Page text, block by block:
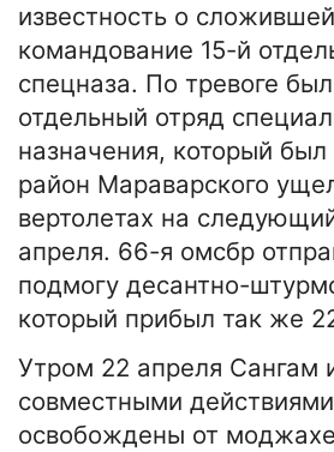
известность о
командование 15-й
спецназа. По тревоге
отдельный отряд
назначения, который
район Мараварского
вертолетах на
апреля. 66-я омсбр
подмогу десантно-
который прибыл так же
Утром 22 апреля Сангам
совместными
освобождены от